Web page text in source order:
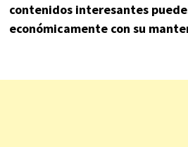
contenidos interesantes
económicamente con su